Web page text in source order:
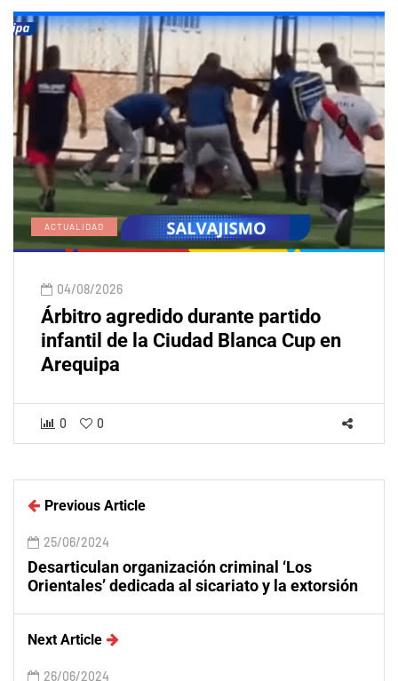
ACTUALIDAD
04/08/2026
Árbitro agredido durante partido
infantil de la Ciudad Blanca Cup en
Arequipa
0 0
Previous Article
25/06/2024
Desarticulan organización criminal ‘Los
Orientales’ dedicada al sicariato y la extorsión
Next Article
26/06/2024